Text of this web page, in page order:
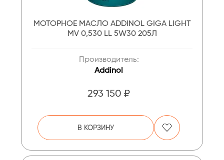
МОТОРНОЕ МАСЛО ADDINOL GIGA LIGHT
MV 0,530 LL 5W30 205Л
Производитель:
Addinol
293 150 ₽
В КОРЗИНУ